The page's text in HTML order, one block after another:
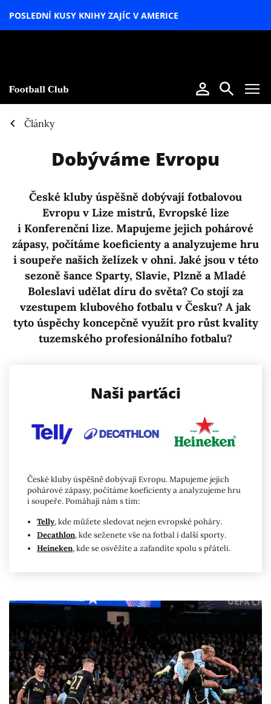
POSLEDNÍ KUSY KNIHY ZAJÍC V AMERICE
Články
Dobýváme Evropu
České kluby úspěšně dobývají fotbalovou
Evropu v Lize mistrů, Evropské lize
i Konferenční lize. Mapujeme jejich pohárové
zápasy, počítáme koeficienty a analyzujeme hru
i soupeře našich želízek v ohni. Jaké jsou v této
sezoně šance Sparty, Slavie, Plzně a Mladé
Boleslavi udělat díru do světa? Co stojí za
vzestupem klubového fotbalu v Česku? A jak
tyto úspěchy koncepčně využít pro růst kvality
tuzemského profesionálního fotbalu?
Naši parťáci
České kluby úspěšně dobývají Evropu. Mapujeme jejich
pohárové zápasy, počítáme koeficienty a analyzujeme hru
i soupeře. Pomáhají nám s tím:
Telly, kde můžete sledovat nejen evropské poháry.
Decathlon, kde seženete vše na fotbal i další sporty.
Heineken, kde se osvěžíte a zafandíte spolu s přáteli.